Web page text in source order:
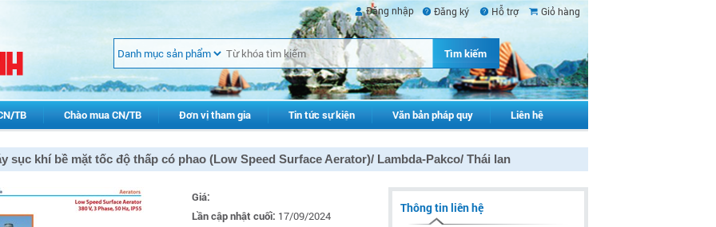
Đăng ký
Đăng nhập Hỗ trợ Giỏ hàng
TB Chào mua CN/TB Đơn vị tham gia Tin tức sự kiện Văn bản pháp quy Liên hệ
sục khí bề mặt tốc độ thấp có phao (Low Speed Surface Aerator)/ Lambda-Pakco/ Thái lan
Giá:
Lần cập nhật cuối: 17/09/2024
Thông tin liên hệ